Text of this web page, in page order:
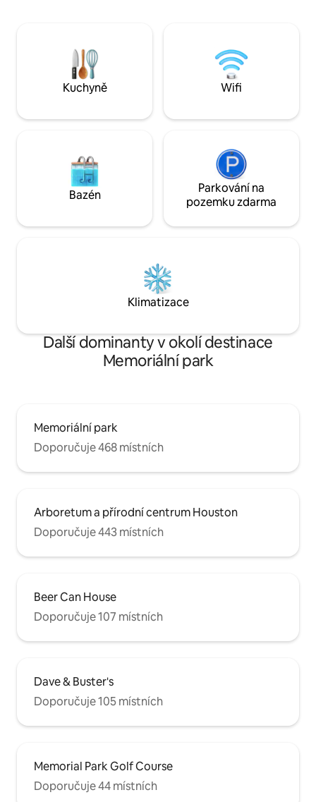
Ohodnoceno jako nejlepší Airbnb, které
kdy měli, nejen v Houstonu – vůbec! 4,98
· Více než 300 pobytů · Nejlepších 5 %.
12 mil/15 minut
Park 9,4 míle/16
Galleria 5,5 míle /
Kuchyně Wifi
Bazén
Parkování na
pozemku zdarma
Klimatizace
Další dominanty v okolí destinace
Memoriální park
Memoriální park
Doporučuje 468 místních
Arboretum a přírodní centrum Houston
Doporučuje 443 místních
Beer Can House
Doporučuje 107 místních
Dave & Buster's
Doporučuje 105 místních
Memorial Park Golf Course
Doporučuje 44 místních